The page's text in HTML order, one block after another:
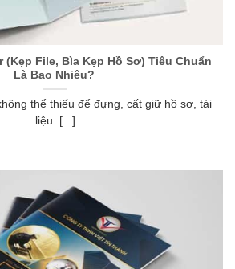
(Kẹp File, Bìa Kẹp Hồ Sơ) Tiêu Chuẩn
Là Bao Nhiêu?
thể thiếu để đựng, cất giữ hồ sơ, tài
liệu. [...]